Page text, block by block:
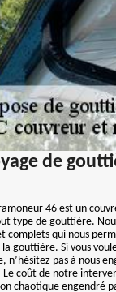
de
46 est un
type de gouttière.
complets qui nous
gouttière. Si vous
pas à nous
coût de notre
chaotique engendré